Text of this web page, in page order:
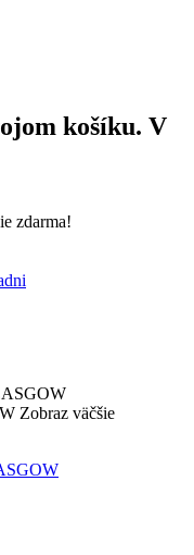
košíku. V
zdarma!
Zobraz väčšie